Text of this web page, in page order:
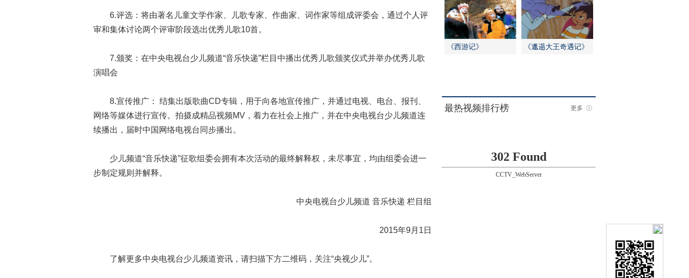
6.评选：将由著名儿童文学作家、儿歌专家、作曲家、词作家等组成评委会，通过个人评
审和集体讨论两个评审阶段选出优秀儿歌10首。
7.颁奖：在中央电视台少儿频道“音乐快递”栏目中播出优秀儿歌颁奖仪式并举办优秀儿歌
演唱会
8.宣传推广： 结集出版歌曲CD专辑，用于向各地宣传推广，并通过电视、电台、报刊、
网络等媒体进行宣传。拍摄成精品视频MV，着力在社会上推广，并在中央电视台少儿频道连
续播出，届时中国网络电视台同步播出。
少儿频道“音乐快递”征歌组委会拥有本次活动的最终解释权，未尽事宜，均由组委会进一
步制定规则并解释。
中央电视台少儿频道 音乐快递 栏目组
2015年9月1日
了解更多中央电视台少儿频道资讯，请扫描下方二维码，关注“央视少儿”。
《西游记》 《邋遢大王奇遇记》
最热视频排行榜 更多
302 Found
CCTV_WebServer